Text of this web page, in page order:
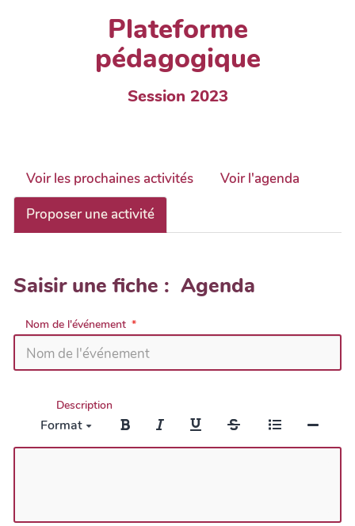
Plateforme
pédagogique
Session 2023
Voir les prochaines activités
Voir l'agenda
Proposer une activité
Saisir une fiche : Agenda
Nom de l'événement
Description
Format